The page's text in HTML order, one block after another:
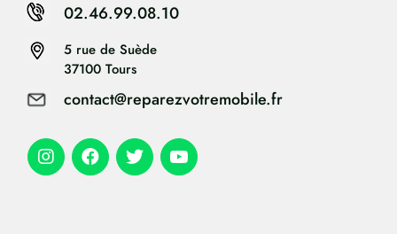
5 rue de Suède
37100 Tours
contact@reparezvotremobile.fr
02.46.99.08.10